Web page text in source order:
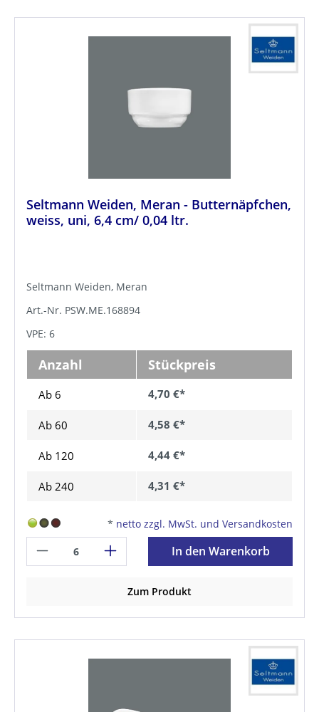
Seltmann Weiden, Meran - Butternäpfchen,
weiss, uni, 6,4 cm/ 0,04 ltr.
Seltmann Weiden, Meran
Art.-Nr. PSW.ME.168894
VPE: 6
Anzahl Stückpreis
Ab 6 4,70 €*
Ab 60 4,58 €*
Ab 120 4,44 €*
Ab 240 4,31 €*
* netto zzgl. MwSt. und Versandkosten
In den Warenkorb
Zum Produkt